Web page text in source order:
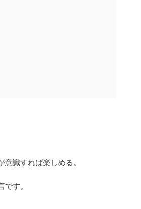
識すれば楽しめる。
す。